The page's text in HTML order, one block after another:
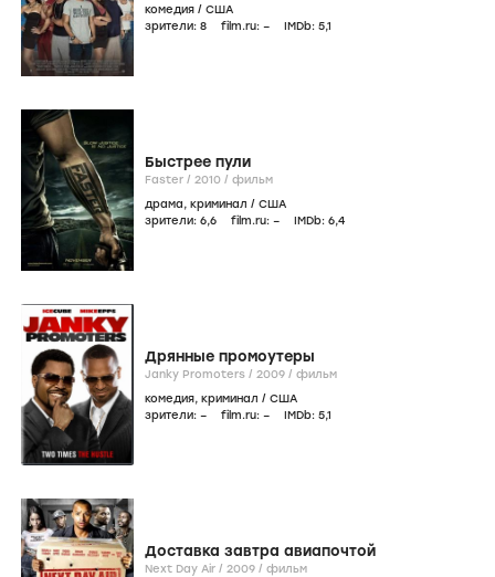
комедия / США
зрители: 8 film.ru: – IMDb: 5,1
Быстрее пули
Faster / 2010 / фильм
драма, криминал / США
зрители: 6,6 film.ru: – IMDb: 6,4
Дрянные промоутеры
Janky Promoters / 2009 / фильм
комедия, криминал / США
зрители: – film.ru: – IMDb: 5,1
Доставка завтра авиапочтой
Next Day Air / 2009 / фильм